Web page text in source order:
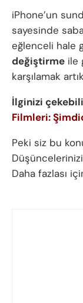
iPhone’un
sayesinde
eğlenceli hale
değiştirme ile
karşılamak
İlginizi
Filmleri:
Peki siz bu
Daha fazlası